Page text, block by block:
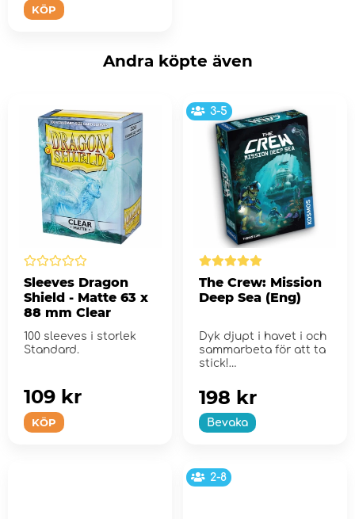
KÖP
Andra köpte även
Sleeves Dragon
Shield - Matte 63 x
88 mm Clear
100 sleeves i storlek
Standard.
KÖP
109 kr
3-5
The Crew: Mission
Deep Sea (Eng)
Dyk djupt i havet i och
sammarbeta för att ta
stick!
Bevaka
198 kr
2-8